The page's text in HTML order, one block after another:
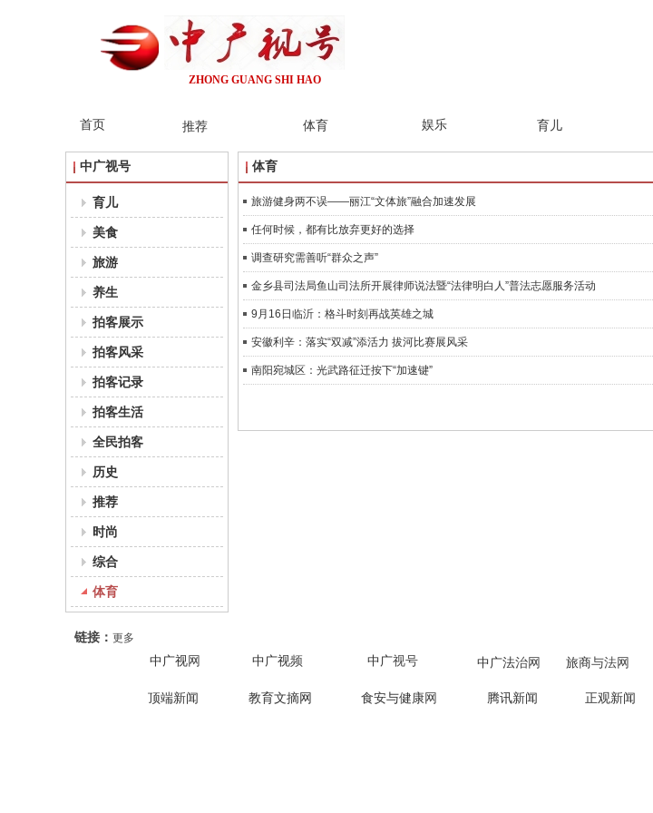
ZHONG GUANG SHI HAO
推荐 体育 娱乐 育儿
首页
中广视号
育儿
美食
旅游
养生
拍客展示
拍客风采
拍客记录
拍客生活
全民拍客
历史
推荐
时尚
综合
体育
体育
旅游健身两不误——丽江“文体旅”融合加速发展
任何时候，都有比放弃更好的选择
调查研究需善听“群众之声”
金乡县司法局鱼山司法所开展律师说法暨“法律明白人”普法志愿服务活动
9月16日临沂：格斗时刻再战英雄之城
安徽利辛：落实“双减”添活力 拔河比赛展风采
南阳宛城区：光武路征迁按下“加速键”
链接： 更多
徽
童
徽
（
辛
中广视网 中广视号 中广法治网 旅商与法网
教育文摘网 食安与健康网 腾讯新闻 正观新闻
顶端新闻
中广视频